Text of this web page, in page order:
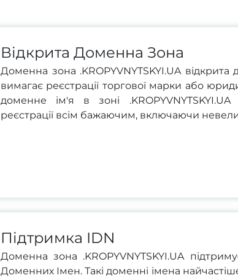
Відкрита Доменна Зона
Доменна зона .KROPYVNYTSKYI.UA відкрита
вимагає реєстрації торгової марки або
доменне ім'я в зоні .KROPYVNYTSKYI.UA
реєстрації всім бажаючим, включаючи
Підтримка IDN
Доменна зона .KROPYVNYTSKYI.UA
Доменних Імен. Такі доменні імена